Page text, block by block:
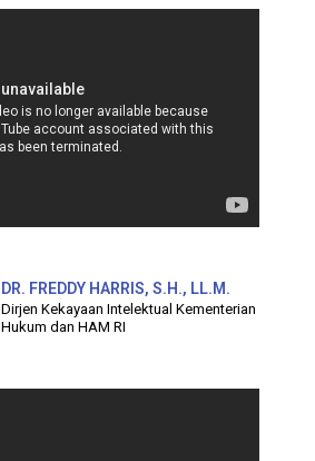
DR. FREDDY HARRIS, S.H., LL.M.
Dirjen Kekayaan Intelektual Kementerian
Hukum dan HAM RI